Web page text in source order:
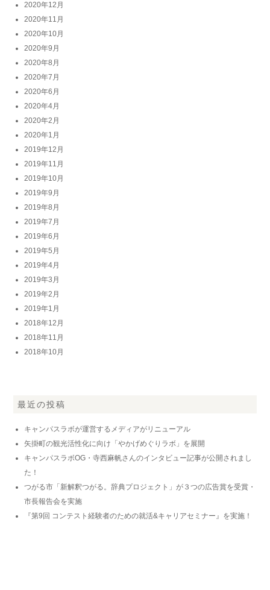
2020年12月
2020年11月
2020年10月
2020年9月
2020年8月
2020年7月
2020年6月
2020年4月
2020年2月
2020年1月
2019年12月
2019年11月
2019年10月
2019年9月
2019年8月
2019年7月
2019年6月
2019年5月
2019年4月
2019年3月
2019年2月
2019年1月
2018年12月
2018年11月
2018年10月
最近の投稿
キャンパスラボが運営するメディアがリニューアル
矢掛町の観光活性化に向け「やかげめぐりラボ」を展開
キャンパスラボOG・寺西麻帆さんのインタビュー記事が公開されまし
た！
つがる市「新解釈つがる。辞典プロジェクト」が３つの広告賞を受賞・
市長報告会を実施
『第9回 コンテスト経験者のための就活&キャリアセミナー』を実施！